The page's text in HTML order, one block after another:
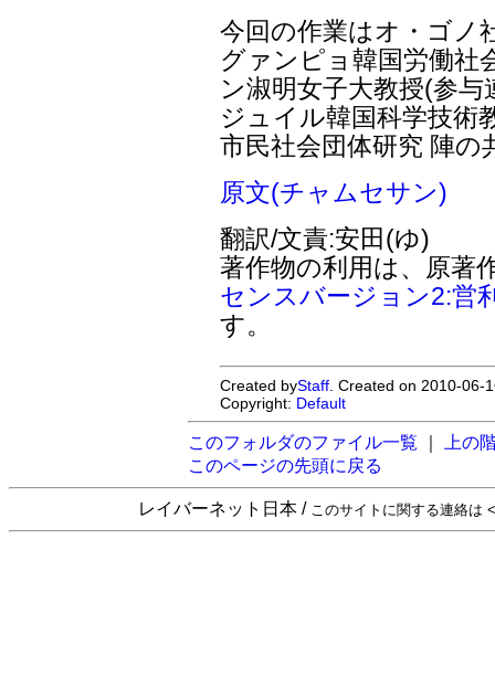
今回の作業はオ・ゴノ
グァンピョ韓国労働社
ン淑明女子大教授(参
ジュイル韓国科学技術
市民社会団体研究 陣の
原文(チャムセサン)
翻訳/文責:安田(ゆ)
著作物の利用は、原著
センスバージョン2:営
す。
Created byStaff . Created on 2010-
Copyright: Default
このフォルダのファイル一覧
上の
このページの先頭に戻る
レイバーネット日本 / このサイトに関する連絡は